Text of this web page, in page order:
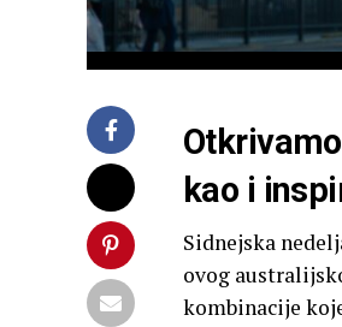
kao i
Sidnejska
ovog
kombinacije